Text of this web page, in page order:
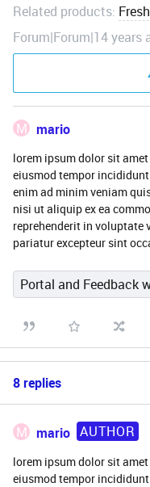
Related products:
Forum|Forum|14 years
M mario
lorem ipsum dolor sit
eiusmod tempor
enim ad minim veniam
nisi ut aliquip ex ea
reprehenderit in voluptate
pariatur excepteur sint
Portal and Feedback
8 replies
M mario AUTHOR
lorem ipsum dolor sit
eiusmod tempor